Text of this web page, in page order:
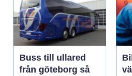
Buss till ullared
från göteborg så